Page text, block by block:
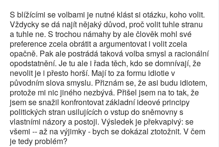
TÉMATA
AUTOŘI
PŘÍSPĚVKY NA PROVOZ
S blížícími se volbami je nutné klást si otázku, koho volit.
Vždycky se dá najít nějaký důvod, proč volit tuhle stranu
a tuhle ne. S trochou námahy by ale člověk mohl své
preference zcela obrátit a argumentovat i volit zcela
opačně. Pak ale postrádá taková volba smysl a racionální
opodstatnění. Je tu ale i řada těch, kdo se domnívají, že
nevolit je i přesto horší. Mají to za formu idiotie v
původním slova smyslu. Přiznám se, že asi budu idiotem,
protože mi nic jiného nezbývá. Přišel jsem na to tak, že
jsem se snažil konfrontovat základní ideové principy
politických stran usilujících o vstup do sněmovny s
vlastními názory a postoji. Výsledek je překvapivý: se
všemi -- až na výjimky - bych se dokázal ztotožnit. V čem
je tedy problém?